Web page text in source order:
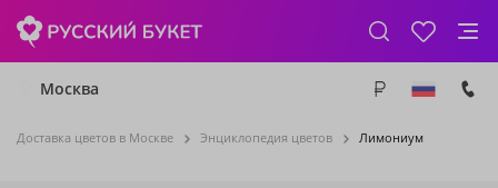
Москва
Доставка цветов в Москве Энциклопедия цветов Лимониум